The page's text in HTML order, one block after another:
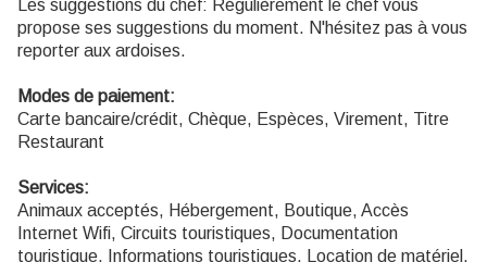
Les suggestions du chef: Régulièrement le chef vous
propose ses suggestions du moment. N'hésitez pas à vous
reporter aux ardoises.
Modes de paiement:
Carte bancaire/crédit, Chèque, Espèces, Virement, Titre
Restaurant
Services:
Animaux acceptés, Hébergement, Boutique, Accès
Internet Wifi, Circuits touristiques, Documentation
touristique, Informations touristiques, Location de matériel,